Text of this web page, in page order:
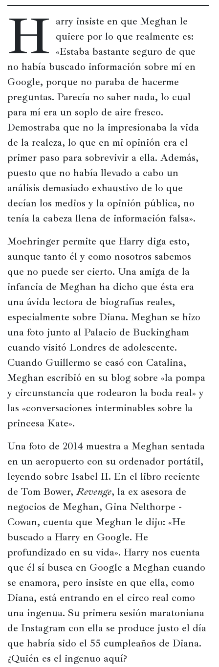
Libros
Películas
conciertos
y
danza
Radio,
podcasts,
Entretenimiento
Comida
Historia
Concursos
Viajes
y
lugares
Relatos
H arry insiste en que Meghan le
quiere por lo que realmente es:
«Estaba bastante seguro de que
no había buscado información sobre mí en
Google, porque no paraba de hacerme
preguntas. Parecía no saber nada, lo cual
para mí era un soplo de aire fresco.
Demostraba que no la impresionaba la vida
de la realeza, lo que en mi opinión era el
primer paso para sobrevivir a ella. Además,
puesto que no había llevado a cabo un
análisis demasiado exhaustivo de lo que
decían los medios y la opinión pública, no
tenía la cabeza llena de información falsa».
Moehringer permite que Harry diga esto,
aunque tanto él y como nosotros sabemos
que no puede ser cierto. Una amiga de la
infancia de Meghan ha dicho que ésta era
una ávida lectora de biografías reales,
especialmente sobre Diana. Meghan se hizo
una foto junto al Palacio de Buckingham
cuando visitó Londres de adolescente.
Cuando Guillermo se casó con Catalina,
Meghan escribió en su blog sobre «la pompa
y circunstancia que rodearon la boda real» y
las «conversaciones interminables sobre la
princesa Kate».
Una foto de 2014 muestra a Meghan sentada
en un aeropuerto con su ordenador portátil,
leyendo sobre Isabel II. En el libro reciente
de Tom Bower, Revenge, la ex asesora de
negocios de Meghan, Gina Nelthorpe -
Cowan, cuenta que Meghan le dijo: «He
buscado a Harry en Google. He
profundizado en su vida». Harry nos cuenta
que él sí busca en Google a Meghan cuando
se enamora, pero insiste en que ella, como
Diana, está entrando en el circo real como
una ingenua. Su primera sesión maratoniana
de Instagram con ella se produce justo el día
que habría sido el 55 cumpleaños de Diana.
¿Quién es el ingenuo aquí?